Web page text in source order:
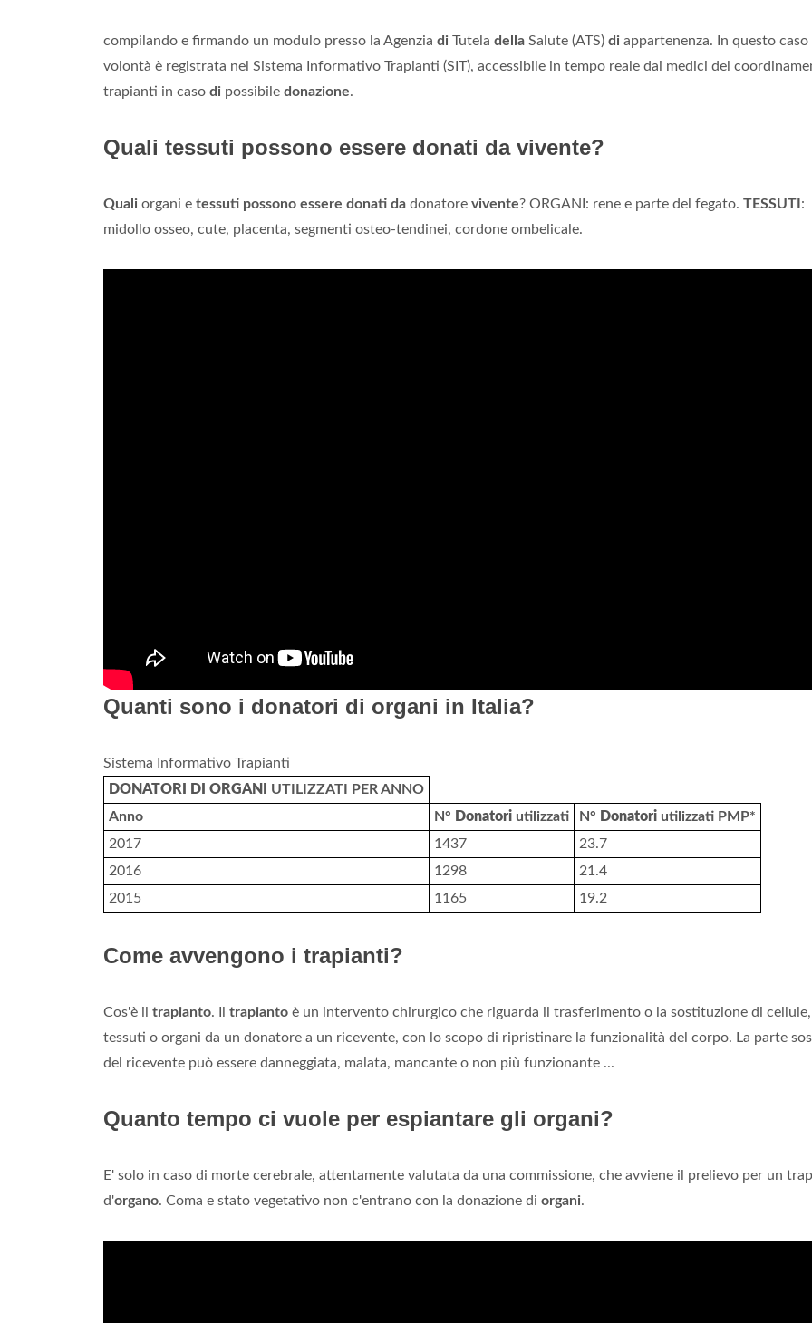
compilando e firmando un modulo presso la Agenzia di Tutela della Salute (ATS) di appartenenza. In questo caso
volontà è registrata nel Sistema Informativo Trapianti (SIT), accessibile in tempo reale dai medici del
trapianti in caso di possibile donazione.
Quali tessuti possono essere donati da vivente?
Quali organi e tessuti possono essere donati da donatore vivente? ORGANI: rene e parte del fegato. TESSUTI :
midollo osseo, cute, placenta, segmenti osteo-tendinei, cordone ombelicale.
Quanti sono i donatori di organi in Italia?
Sistema Informativo Trapianti
DONATORI DI ORGANI
UTILIZZATI PER ANNO
Anno
N° Donatori utilizzati N° Donatori utilizzati PMP*
2017
1437
23.7
2016
1298
21.4
2015
1165 19.2
Come avvengono i trapianti?
Cos'è il trapianto. Il trapianto è un intervento chirurgico che riguarda il trasferimento o la sostituzione di cellule,
tessuti o organi da un donatore a un ricevente, con lo scopo di ripristinare la funzionalità del corpo. La parte
del ricevente può essere danneggiata, malata, mancante o non più funzionante ...
Quanto tempo ci vuole per espiantare gli organi?
E' solo in caso di morte cerebrale, attentamente valutata da una commissione, che avviene il prelievo per un
d'organo. Coma e stato vegetativo non c'entrano con la donazione di organi.